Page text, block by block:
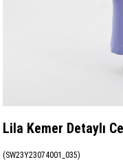
Lila Kemer Detaylı
(SW23Y23074001_035)